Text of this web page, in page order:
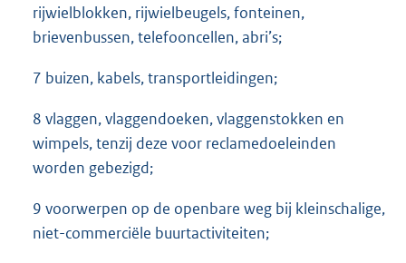
rijwielblokken, rijwielbeugels, fonteinen,
brievenbussen, telefooncellen, abri’s;
7 buizen, kabels, transportleidingen;
8 vlaggen, vlaggendoeken, vlaggenstokken en
wimpels, tenzij deze voor reclamedoeleinden
worden gebezigd;
9 voorwerpen op de openbare weg bij kleinschalige,
niet-commerciële buurtactiviteiten;